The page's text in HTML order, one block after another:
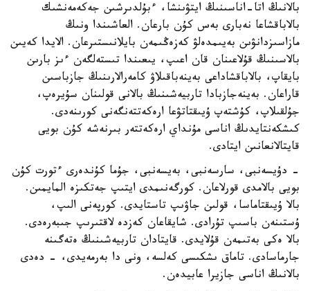
بالانىڭ اتا-اناسىنىڭ ايتۋىنشا، ءبۇلدىرشىن جەكەمەنشىك
بالاباقشاعا نەبارى بەس كۇن بارعان. العاشىندا ونىڭ
مازاسىزدانۋىن بەيىمدەلۋ كەزەڭىمەن بايلانىستىرعان. الايدا كەيىن
بالاسىنىڭ قۇلاعىنان قان اعىپ، يىعىندا تىستەلگەن ءىز بارىن
بايقاپ، بالاباقشاداعى بەينەباقىلاۋ كامەرالارىنىڭ جازباسىن
قاراعان. بەينەجازبادا تاربيەشىنىڭ بالانى قولىنان سۇيرەپ،
جۇلقىلاپ، كۇشتەپ ۇيىقتاتۋعا ارەكەتتەنگەنى كورىنەدى.
كىشكەنتايدىڭ اناسى مۇنداي ارەكەتتەر بىرنەشە كۇن بويى
قايتالانعانىن ايتادى.
- دۇيسەنبى، سارسەنبى، بەيسەنبى، جۇما كۇندەرى ءتورت كۇن
بويى بالامدى قورلاعان. كورگەنىمدى ايتىپ جەتكىزە المايمىن.
بالا ۇيىقتاماسا، قولىن جاۋىپ تاستايدى. كورپەنى الىپ،
ۇستىنەن باسىپ تۇرادى. شايقاعان كەزدە لاقتىرىپ جىبەرەدى.
بالا ەكى بەتىمەن قۇلايدى. قايتادان تاربيەشىنىڭ ەتەگىنە
جارماسادى. تاماق ىشكىسى كەلسە، ونى دا بەرمەيدى، - دەدى
بالانىڭ اناسى جازيرا عابيدەن.